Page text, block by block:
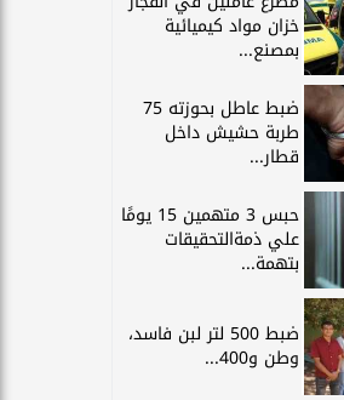
خزان مواد كيميائية
بمصنع...
ضبط عاطل بحوزته 75
طربة حشيش داخل
قطار...
حبس 3 متهمين 15 يومًا
علي ذمةالتحقيقات
بتهمة...
ضبط 500 لتر لبن فاسد،
وطن و400...